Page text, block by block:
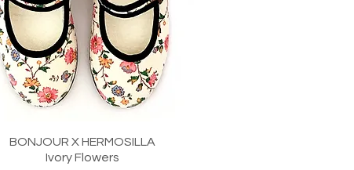
Aperçu rapide
BONJOUR X HERMOSILLA
Ivory Flowers